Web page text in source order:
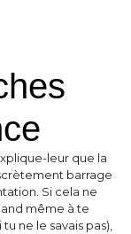
leur que la
barrage
Si cela ne
même à te
ne le savais pas),